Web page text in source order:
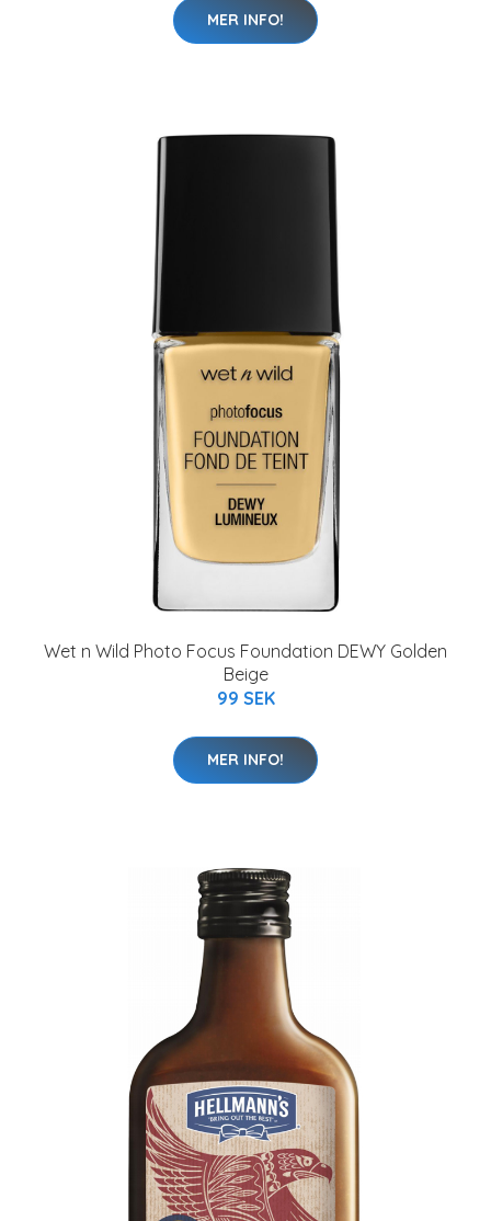
MER INFO!
Wet n Wild Photo Focus Foundation DEWY Golden
Beige
99 SEK
MER INFO!